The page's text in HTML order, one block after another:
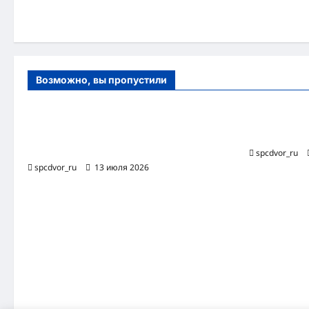
Возможно, вы пропустили
spcdvor_ru
13 июля 2026
spcdvor_ru